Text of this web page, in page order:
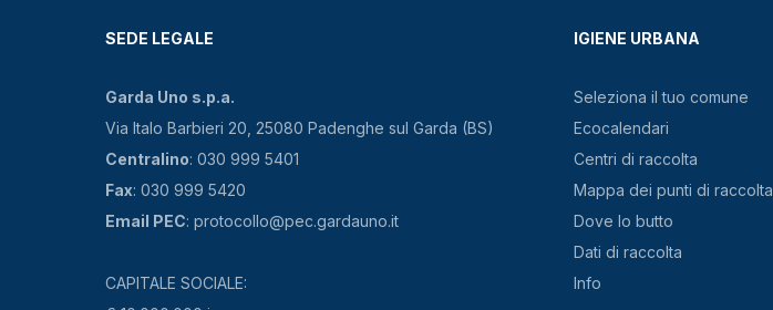
SEDE LEGALE
Garda Uno s.p.a.
Via Italo Barbieri 20, 25080 Padenghe sul Garda (BS)
Centralino: 030 999 5401
Fax: 030 999 5420
Email PEC: protocollo@pec.gardauno.it
CAPITALE SOCIALE:
IGIENE URBANA
Seleziona il tuo comune
Ecocalendari
Centri di raccolta
Mappa dei punti di raccolta
Dove lo butto
Dati di raccolta
Info